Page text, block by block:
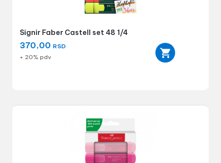
Signir Faber Castell set 48 1/4
370,00 RSD
+ 20% pdv